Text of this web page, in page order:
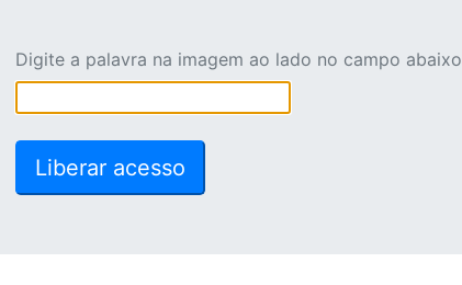
Digite a palavra na imagem ao lado no campo abaixo